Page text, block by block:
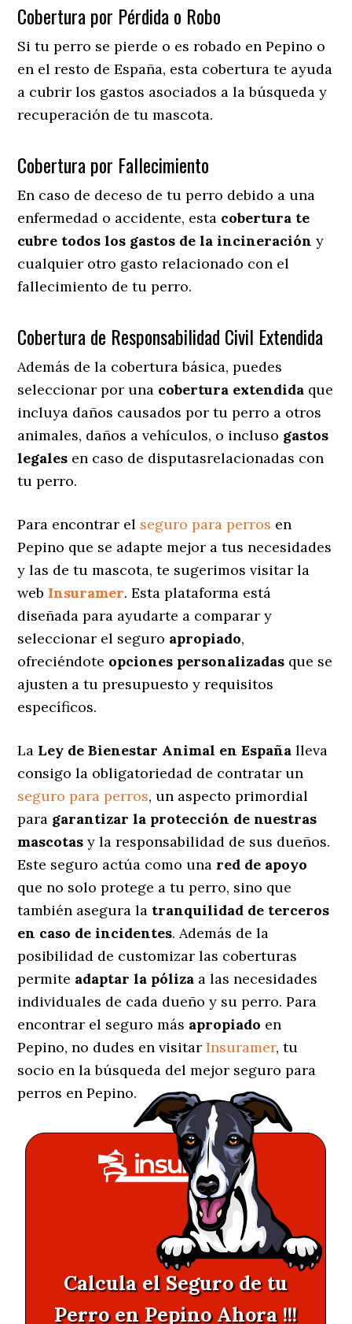
Cobertura por Pérdida o Robo
Si tu perro se pierde o es robado en Pepino o
en el resto de España, esta cobertura te ayuda
a cubrir los gastos asociados a la búsqueda y
recuperación de tu mascota.
Cobertura por Fallecimiento
En caso de deceso de tu perro debido a una
enfermedad o accidente, esta cobertura te
cubre todos los gastos de la incineración y
cualquier otro gasto relacionado con el
fallecimiento de tu perro.
Cobertura de Responsabilidad Civil Extendida
Además de la cobertura básica, puedes
seleccionar por una cobertura extendida que
incluya daños causados por tu perro a otros
animales, daños a vehículos, o incluso gastos
legales en caso de disputasrelacionadas con
tu perro.
Para encontrar el seguro para perros en
Pepino que se adapte mejor a tus necesidades
y las de tu mascota, te sugerimos visitar la
web Insuramer. Esta plataforma está
diseñada para ayudarte a comparar y
seleccionar el seguro apropiado,
ofreciéndote opciones personalizadas que se
ajusten a tu presupuesto y requisitos
específicos.
La Ley de Bienestar Animal en España lleva
consigo la obligatoriedad de contratar un
seguro para perros, un aspecto primordial
para garantizar la protección de nuestras
mascotas y la responsabilidad de sus dueños.
Este seguro actúa como una red de apoyo
que no solo protege a tu perro, sino que
también asegura la tranquilidad de terceros
en caso de incidentes. Además de la
posibilidad de customizar las coberturas
permite adaptar la póliza a las necesidades
individuales de cada dueño y su perro. Para
encontrar el seguro más apropiado en
Pepino, no dudes en visitarInsuramer, tu
socio en la búsqueda del mejor seguro para
perros en Pepino.
Calcula el Seguro de tu
Perro en Pepino Ahora !!!